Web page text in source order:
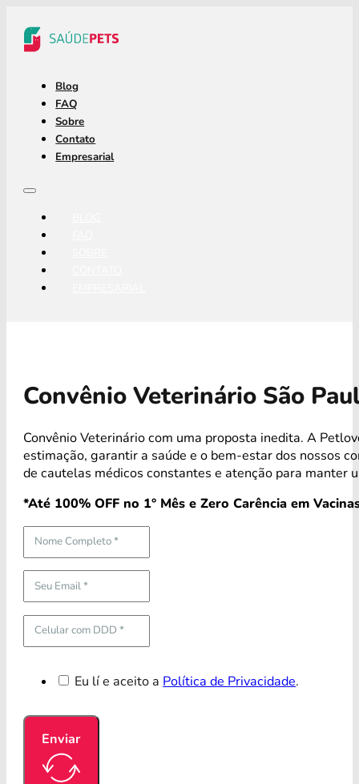
Blog
FAQ
Sobre
Contato
Empresarial
Convênio Veterinário São
Convênio Veterinário com uma proposta inedita. A
estimação, garantir a saúde e o bem-estar dos nossos
de cautelas médicos constantes e atenção para manter
*Até 100% OFF no 1° Mês e Zero Carência em
Eu lí e aceito a Política de Privacidade.
Enviar